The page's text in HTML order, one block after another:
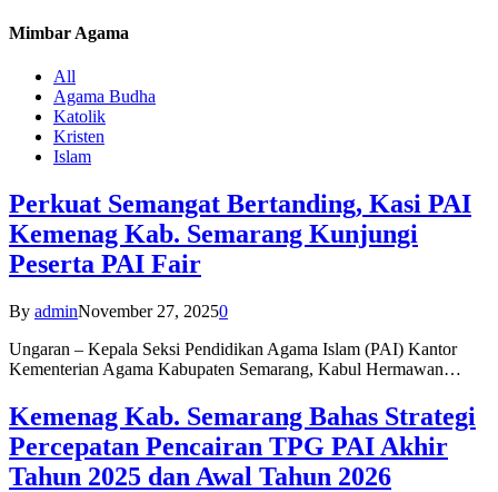
Mimbar Agama
All
Agama Budha
Katolik
Kristen
Islam
Perkuat Semangat Bertanding, Kasi PAI
Kemenag Kab. Semarang Kunjungi
Peserta PAI Fair
By adminNovember 27, 20250
Ungaran – Kepala Seksi Pendidikan Agama Islam (PAI) Kantor
Kementerian Agama Kabupaten Semarang, Kabul Hermawan…
Kemenag Kab. Semarang Bahas Strategi
Percepatan Pencairan TPG PAI Akhir
Tahun 2025 dan Awal Tahun 2026